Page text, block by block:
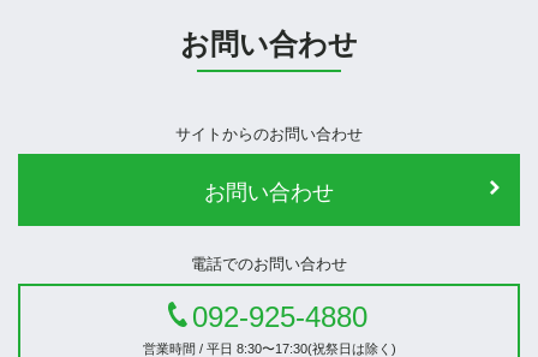
お問い合わせ
サイトからのお問い合わせ
お問い合わせ
電話でのお問い合わせ
092-925-4880
営業時間 / 平日 8:30〜17:30(祝祭日は除く)